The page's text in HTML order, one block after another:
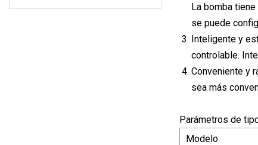
O Directo
La bomba
se puede
Inteligente y
controlable.
Conveniente y
sea más
Parámetros de
Modelo